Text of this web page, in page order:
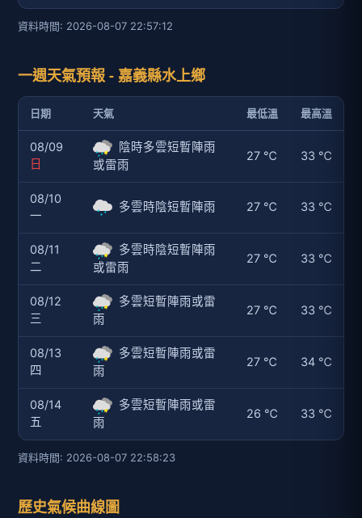
資料時間: 2026-08-07 22:57:12
一週天氣預報 - 嘉義縣水上鄉
日期 天氣 最低溫 最高溫
08/09
日
陰時多雲短暫陣雨
或雷雨
27 ℃ 33 ℃
08/10
一
多雲時陰短暫陣雨 27 ℃ 33 ℃
08/11
二
多雲時陰短暫陣雨
或雷雨
27 ℃ 33 ℃
08/12
三
多雲短暫陣雨或雷
雨
27 ℃ 33 ℃
08/13
四
多雲短暫陣雨或雷
雨
27 ℃ 34 ℃
08/14
五
多雲短暫陣雨或雷
雨
26 ℃ 33 ℃
資料時間: 2026-08-07 22:58:23
歷史氣候曲線圖